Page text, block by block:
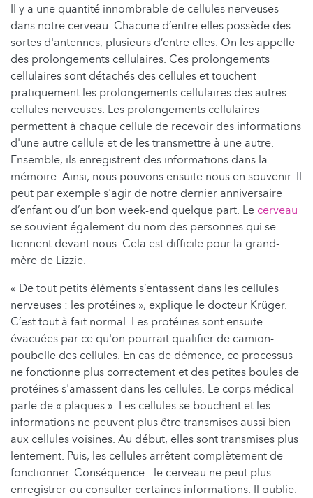
Il y a une quantité innombrable de cellules nerveuses
dans notre cerveau. Chacune d’entre elles possède des
sortes d'antennes, plusieurs d’entre elles. On les appelle
des prolongements cellulaires. Ces prolongements
cellulaires sont détachés des cellules et touchent
pratiquement les prolongements cellulaires des autres
cellules nerveuses. Les prolongements cellulaires
permettent à chaque cellule de recevoir des informations
d'une autre cellule et de les transmettre à une autre.
Ensemble, ils enregistrent des informations dans la
mémoire. Ainsi, nous pouvons ensuite nous en souvenir. Il
peut par exemple s'agir de notre dernier anniversaire
d’enfant ou d’un bon week-end quelque part. Le cerveau
se souvient également du nom des personnes qui se
tiennent devant nous. Cela est difficile pour la grand-
mère de Lizzie.
« De tout petits éléments s’entassent dans les cellules
nerveuses : les protéines », explique le docteur Krüger.
C’est tout à fait normal. Les protéines sont ensuite
évacuées par ce qu'on pourrait qualifier de camion-
poubelle des cellules. En cas de démence, ce processus
ne fonctionne plus correctement et des petites boules de
protéines s'amassent dans les cellules. Le corps médical
parle de « plaques ». Les cellules se bouchent et les
informations ne peuvent plus être transmises aussi bien
aux cellules voisines. Au début, elles sont transmises plus
lentement. Puis, les cellules arrêtent complètement de
fonctionner. Conséquence : le cerveau ne peut plus
enregistrer ou consulter certaines informations. Il oublie.